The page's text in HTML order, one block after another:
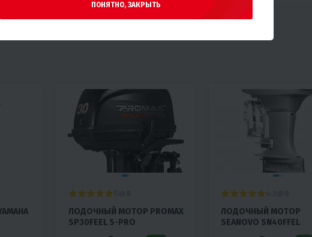
ЛОДОЧНЫЙ МОТОР PROMAX
SP30FEEL S-PRO
ЛОДОЧНЫЙ МОТОР
SEANOVO SN40FFEL
ПОНЯТНО, ЗАКРЫТЬ